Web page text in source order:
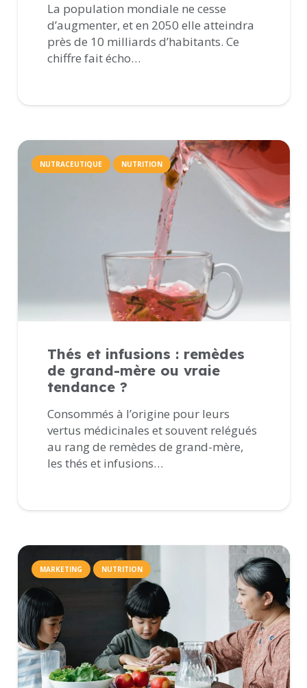
La population mondiale ne cesse
d’augmenter, et en 2050 elle atteindra
près de 10 milliards d’habitants. Ce
chiffre fait écho…
NUTRACEUTIQUE NUTRITION
Thés et infusions : remèdes
de grand-mère ou vraie
tendance ?
Consommés à l’origine pour leurs
vertus médicinales et souvent relégués
au rang de remèdes de grand-mère,
les thés et infusions…
MARKETING NUTRITION